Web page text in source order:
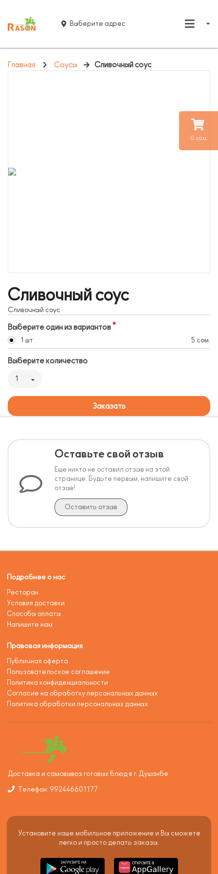
0 сом.
Выберите адрес
Главная Соусы Сливочный соус
Сливочный соус
Сливочный соус
Выберите один из вариантов
1 шт 5 сом.
Выберите количество
1
Заказать
Оставьте свой отзыв
Еще никто не оставил отзыв на этой
странице. Будьте первым, напишите свой
отзыв!
Оставить отзыв
Подробнее о нас
Ресторан
Условия доставки
Способы оплаты
Напишите нам
Правовая информация
Публичная оферта
Пользовательское соглашение
Политика конфиденциальности
Согласие на обработку персональных данных
Политика обработки персональных данных
Доставка и самовывоз готовых блюд в г. Душанбе
Телефон: 992446601177
Установите наше мобильное приложение и Вы сможете
легко и просто делать заказы.